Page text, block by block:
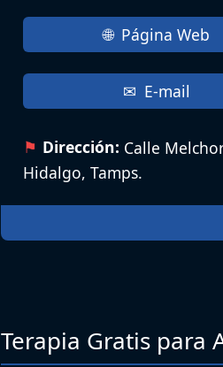
Página Web
E-mail
Dirección: Calle
Hidalgo, Tamps.
Terapia Gratis para